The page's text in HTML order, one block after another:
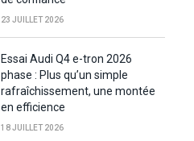
23 JUILLET 2026
Essai Audi Q4 e-tron 2026
phase : Plus qu’un simple
rafraîchissement, une montée
en efficience
18 JUILLET 2026